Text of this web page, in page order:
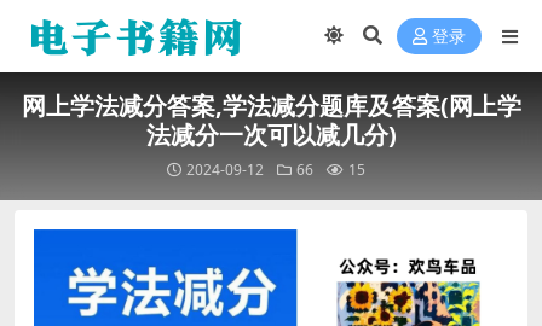
登录
网上学法减分答案,学法减分题库及答案(网上学
法减分一次可以减几分)
2024-09-12 66 15